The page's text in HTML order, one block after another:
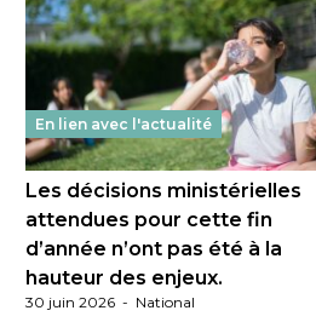
En lien avec l'actualité
Les décisions ministérielles
attendues pour cette fin
d’année n’ont pas été à la
hauteur des enjeux.
30 juin 2026 - National